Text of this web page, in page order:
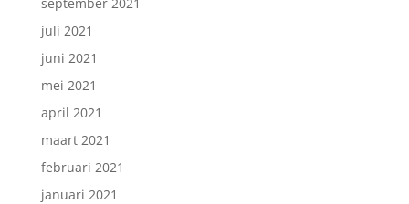
juli 2021
juni 2021
mei 2021
april 2021
maart 2021
februari 2021
januari 2021